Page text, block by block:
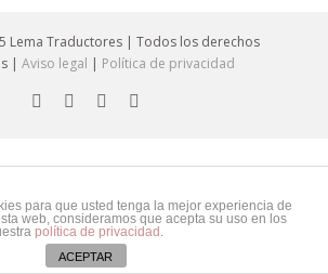
Lema Traductores | Todos los derechos
| Aviso legal | Política de privacidad
para que usted tenga la mejor experiencia de
web, consideramos que acepta su uso en los
política de privacidad .
ACEPTAR